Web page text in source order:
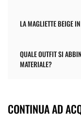
LA MAGLIETTE BEIGE
QUALE OUTFIT SI
MATERIALE?
CONTINUA AD